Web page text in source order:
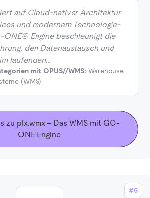
auf Cloud-nativer Architektur
und modernem Technologie-
ONE® Engine beschleunigt die
den Datenaustausch und
laufenden…
mit OPUS//WMS: Warehouse
(WMS)
zu plx.wmx – Das WMS mit GO-
ONE Engine
#5